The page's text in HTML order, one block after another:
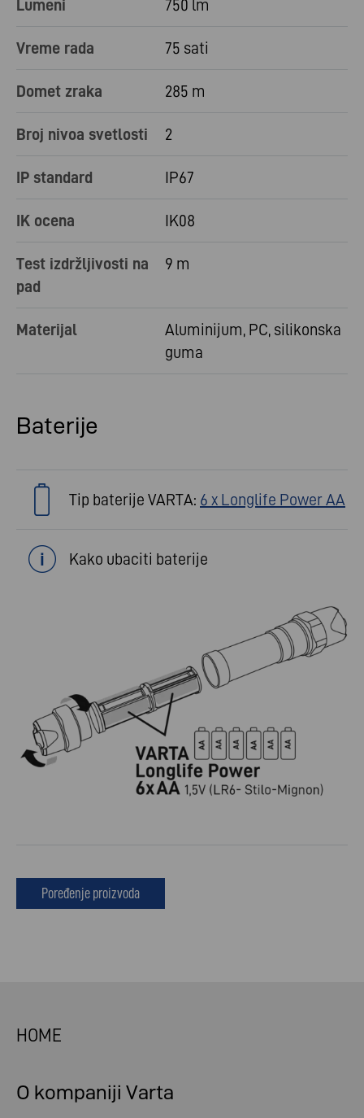
Lumeni 750 lm
Vreme rada 75 sati
Domet zraka 285 m
Broj nivoa svetlosti 2
IP standard IP67
IK ocena IK08
Test izdržljivosti na
pad
9 m
Materijal
Aluminijum, PC, silikonska
guma
Baterije
Tip baterije VARTA: 6 x Longlife Power AA
Kako ubaciti baterije
Poređenje proizvoda
HOME
O kompaniji Varta